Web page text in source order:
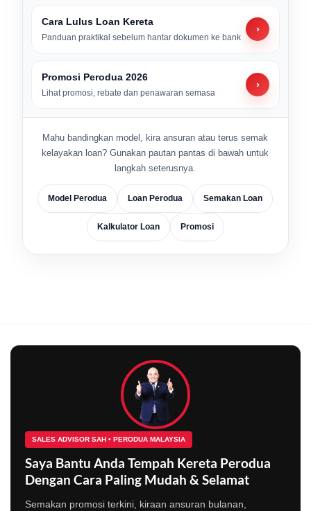
Cara Lulus Loan Kereta
Panduan praktikal sebelum hantar dokumen ke bank
›
Promosi Perodua 2026
Lihat promosi, rebate dan penawaran semasa
›
Mahu bandingkan model, kira ansuran atau terus semak
kelayakan loan? Gunakan pautan pantas di bawah untuk
langkah seterusnya.
Model Perodua Loan Perodua Semakan Loan
Kalkulator Loan Promosi
SALES ADVISOR SAH • PERODUA MALAYSIA
Saya Bantu Anda Tempah Kereta Perodua
Dengan Cara Paling Mudah & Selamat
Semakan promosi terkini, kiraan ansuran bulanan,